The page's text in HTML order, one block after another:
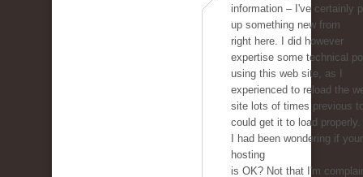
information – I've certainly
up something new from
right here. I did however
expertise some technical
using this web site, as I
experienced to reload the
site lots of times previous
could get it to load properly.
I had been wondering if
hosting
is OK? Not that I'm